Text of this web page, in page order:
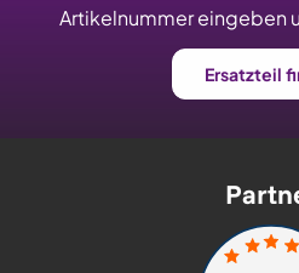
Artikelnummer eingeben
Ersatzteil